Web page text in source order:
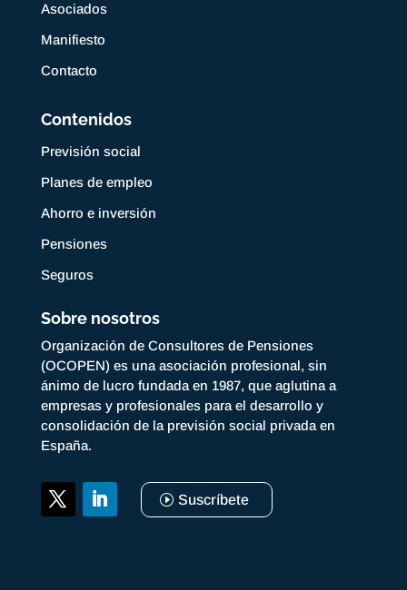
Asociados
Manifiesto
Contacto
Contenidos
Previsión social
Planes de empleo
Ahorro e inversión
Pensiones
Seguros
Sobre nosotros
Organización de Consultores de Pensiones
(OCOPEN) es una asociación profesional, sin
ánimo de lucro fundada en 1987, que aglutina a
empresas y profesionales para el desarrollo y
consolidación de la previsión social privada en
España.
Suscríbete